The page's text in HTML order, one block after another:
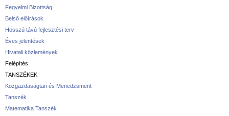
Fegyelmi Bizottság
Belső előírások
Hosszú távú fejlesztési terv
Éves jelentések
Hivatali közlemények
Felépítés
TANSZÉKEK
Közgazdaságtan és Menedzsment
Tanszék
Matematika Tanszék